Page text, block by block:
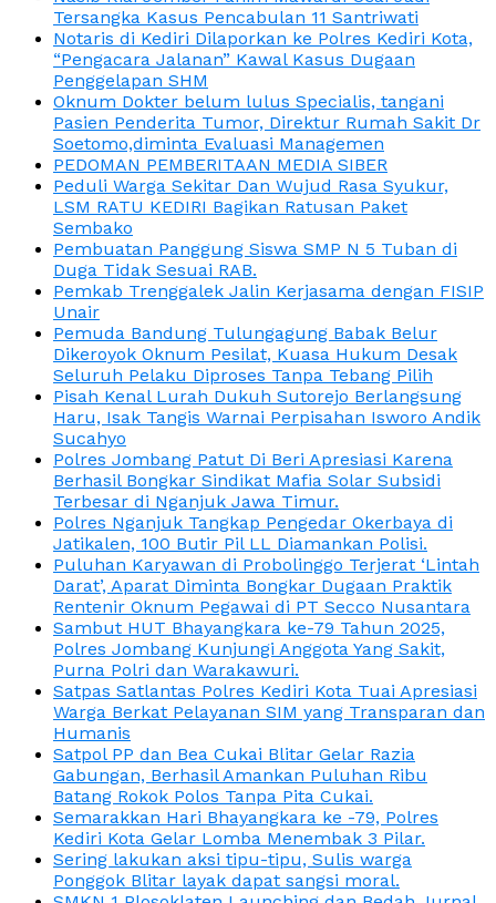
Tersangka Kasus Pencabulan 11 Santriwati
Notaris di Kediri Dilaporkan ke Polres Kediri Kota,
“Pengacara Jalanan” Kawal Kasus Dugaan
Penggelapan SHM
Oknum Dokter belum lulus Specialis, tangani
Pasien Penderita Tumor, Direktur Rumah Sakit Dr
Soetomo,diminta Evaluasi Managemen
PEDOMAN PEMBERITAAN MEDIA SIBER
Peduli Warga Sekitar Dan Wujud Rasa Syukur,
LSM RATU KEDIRI Bagikan Ratusan Paket
Sembako
Pembuatan Panggung Siswa SMP N 5 Tuban di
Duga Tidak Sesuai RAB.
Pemkab Trenggalek Jalin Kerjasama dengan FISIP
Unair
Pemuda Bandung Tulungagung Babak Belur
Dikeroyok Oknum Pesilat, Kuasa Hukum Desak
Seluruh Pelaku Diproses Tanpa Tebang Pilih
Pisah Kenal Lurah Dukuh Sutorejo Berlangsung
Haru, Isak Tangis Warnai Perpisahan Isworo Andik
Sucahyo
Polres Jombang Patut Di Beri Apresiasi Karena
Berhasil Bongkar Sindikat Mafia Solar Subsidi
Terbesar di Nganjuk Jawa Timur.
Polres Nganjuk Tangkap Pengedar Okerbaya di
Jatikalen, 100 Butir Pil LL Diamankan Polisi.
Puluhan Karyawan di Probolinggo Terjerat ‘Lintah
Darat’, Aparat Diminta Bongkar Dugaan Praktik
Rentenir Oknum Pegawai di PT Secco Nusantara
Sambut HUT Bhayangkara ke-79 Tahun 2025,
Polres Jombang Kunjungi Anggota Yang Sakit,
Purna Polri dan Warakawuri.
Satpas Satlantas Polres Kediri Kota Tuai Apresiasi
Warga Berkat Pelayanan SIM yang Transparan dan
Humanis
Satpol PP dan Bea Cukai Blitar Gelar Razia
Gabungan, Berhasil Amankan Puluhan Ribu
Batang Rokok Polos Tanpa Pita Cukai.
Semarakkan Hari Bhayangkara ke -79, Polres
Kediri Kota Gelar Lomba Menembak 3 Pilar.
Sering lakukan aksi tipu-tipu, Sulis warga
Ponggok Blitar layak dapat sangsi moral.